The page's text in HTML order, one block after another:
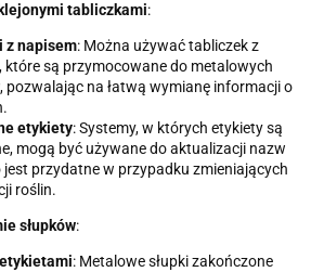
tabliczkami:
z napisem: Można używać tabliczek z
które są przymocowane do metalowych
pozwalając na łatwą wymianę informacji o
etykiety: Systemy, w których etykiety są
mogą być używane do aktualizacji nazw
jest przydatne w przypadku zmieniających
roślin.
słupków:
: Metalowe słupki zakończone